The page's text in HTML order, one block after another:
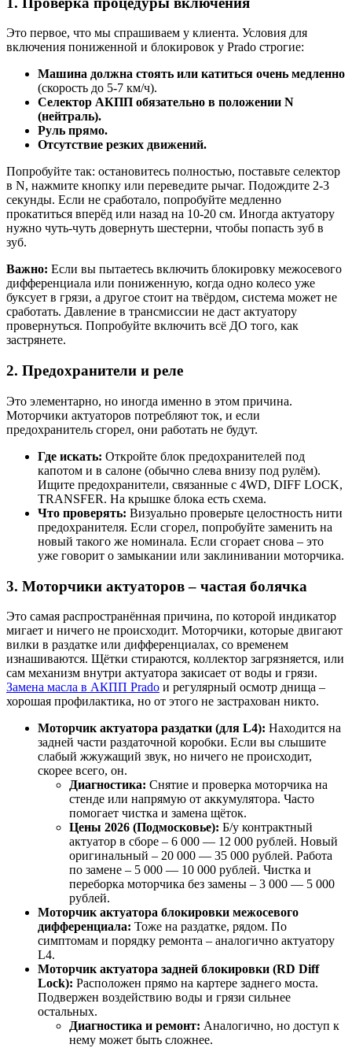
Это первое, что мы спрашиваем у клиента. Условия для
включения пониженной и блокировок у Prado строгие:
Машина должна стоять или катиться очень медленно
(скорость до 5-7 км/ч).
Селектор АКПП обязательно в положении N
(нейтраль).
Руль прямо.
Отсутствие резких движений.
Попробуйте так: остановитесь полностью, поставьте селектор
в N, нажмите кнопку или переведите рычаг. Подождите 2-3
секунды. Если не сработало, попробуйте медленно
прокатиться вперёд или назад на 10-20 см. Иногда актуатору
нужно чуть-чуть довернуть шестерни, чтобы попасть зуб в
зуб.
Важно: Если вы пытаетесь включить блокировку межосевого
дифференциала или пониженную, когда одно колесо уже
буксует в грязи, а другое стоит на твёрдом, система может не
сработать. Давление в трансмиссии не даст актуатору
провернуться. Попробуйте включить всё ДО того, как
застрянете.
2. Предохранители и реле
Это элементарно, но иногда именно в этом причина.
Моторчики актуаторов потребляют ток, и если
предохранитель сгорел, они работать не будут.
Где искать: Откройте блок предохранителей под
капотом и в салоне (обычно слева внизу под рулём).
Ищите предохранители, связанные с 4WD, DIFF LOCK,
TRANSFER. На крышке блока есть схема.
Что проверять: Визуально проверьте целостность нити
предохранителя. Если сгорел, попробуйте заменить на
новый такого же номинала. Если сгорает снова – это
уже говорит о замыкании или заклинивании моторчика.
3. Моторчики актуаторов – частая болячка
Это самая распространённая причина, по которой индикатор
мигает и ничего не происходит. Моторчики, которые двигают
вилки в раздатке или дифференциалах, со временем
изнашиваются. Щётки стираются, коллектор загрязняется, или
сам механизм внутри актуатора закисает от воды и грязи.
Замена масла в АКПП Prado и регулярный осмотр днища –
хорошая профилактика, но от этого не застрахован никто.
Моторчик актуатора раздатки (для L4): Находится на
задней части раздаточной коробки. Если вы слышите
слабый жжужащий звук, но ничего не происходит,
скорее всего, он.
Диагностика: Снятие и проверка моторчика на
стенде или напрямую от аккумулятора. Часто
помогает чистка и замена щёток.
Цены 2026 (Подмосковье): Б/у контрактный
актуатор в сборе – 6 000 — 12 000 рублей. Новый
оригинальный – 20 000 — 35 000 рублей. Работа
по замене – 5 000 — 10 000 рублей. Чистка и
переборка моторчика без замены – 3 000 — 5 000
рублей.
Моторчик актуатора блокировки межосевого
дифференциала: Тоже на раздатке, рядом. По
симптомам и порядку ремонта – аналогично актуатору
L4.
Моторчик актуатора задней блокировки (RD Diff
Lock): Расположен прямо на картере заднего моста.
Подвержен воздействию воды и грязи сильнее
остальных.
Диагностика и ремонт: Аналогично, но доступ к
нему может быть сложнее.